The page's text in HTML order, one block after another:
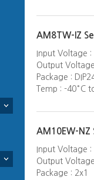
AM8TW-IZ
Input Voltage
Output
Package :
Temp : -40°C
AM10EW-NZ
Input Voltage
Output
Package : 2x1